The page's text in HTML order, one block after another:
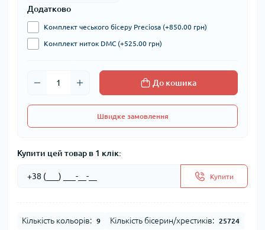
Додатково
Комплект чеського бісеру Preciosa (+850.00 грн)
Комплект ниток DMC (+525.00 грн)
До кошика
Швидке замовлення
Купити цей товар в 1 клік:
Купити
Кількість кольорів: 9 Кількість бісерин/хрестиків: 25724